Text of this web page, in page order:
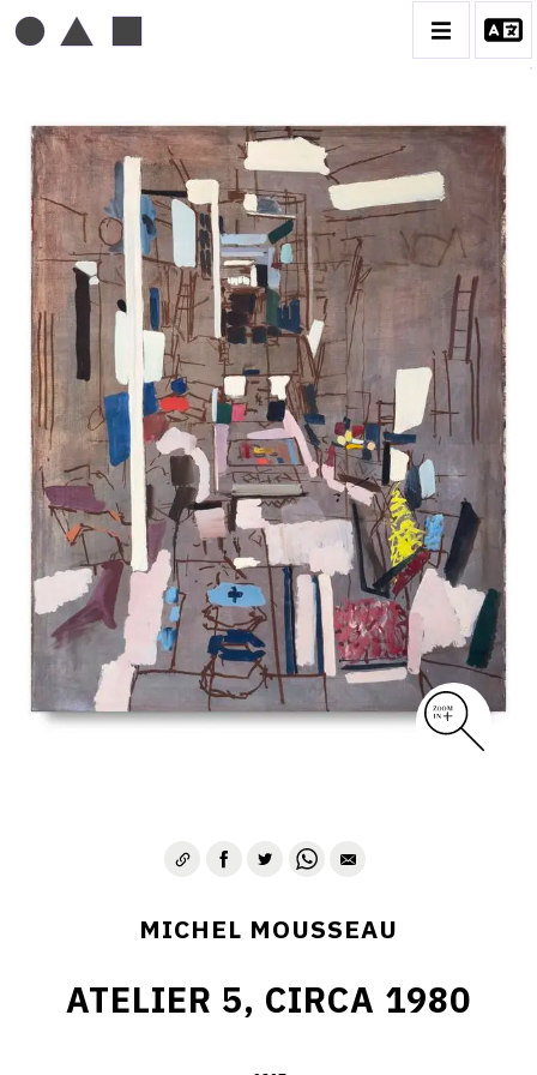
MICHEL MOUSSEAU
BIOGRAPHIE
CATALOGUE DES OEUVRES
DESSIN
PEINTURE
CONTACT
MICHEL MOUSSEAU
ATELIER 5, CIRCA 1980